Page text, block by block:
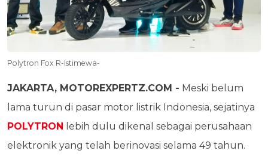
Polytron Fox R-Istimewa-
JAKARTA, MOTOREXPERTZ.COM - Meski belum
lama turun di pasar motor listrik Indonesia, sejatinya
POLYTRON lebih dulu dikenal sebagai perusahaan
elektronik yang telah berinovasi selama 49 tahun.